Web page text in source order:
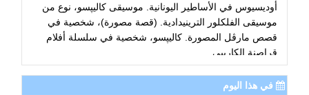
أوديسيوس في الأساطير اليونانية. موسيقى كاليپسو، نوع من
موسيقى الفلكلور الترينيدادية. (قصة مصورة)، شخصية في
قصص مارڤل المصورة. كاليپسو، شخصية في سلسلة أفلام
قراصنة الكاريبي.
في هذا اليوم